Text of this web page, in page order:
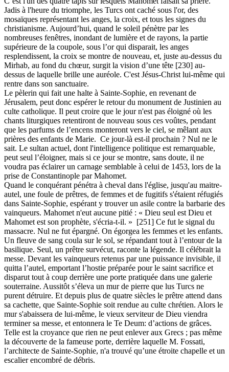
Jadis à l'heure du triomphe, les Turcs ont caché sous l'or, des
mosaïques représentant les anges, la croix, et tous les signes du
christianisme. Aujourd’hui, quand le soleil pénètre par les
nombreuses fenêtres, inondant de lumière et de rayons, la partie
supérieure de la coupole, sous l’or qui disparait, les anges
resplendissent, la croix se montre de nouveau, et, juste au-dessus du
Mirhab, au fond du chœur, surgit la vision d’une tête [230] au-
dessus de laquelle brille une auréole. C'est Jésus-Christ lui-même qui
rentre dans son sanctuaire.
Le pèlerin qui fait une halte à Sainte-Sophie, en revenant de
Jérusalem, peut donc espérer le retour du monument de Justinien au
culte catholique. Il peut croire que le jour n'est pas éloigné où les
chants liturgiques retentiront de nouveau sous ces voûtes, pendant
que les parfums de l’encens monteront vers le ciel, se mêlant aux
prières des enfants de Marie. Ce jour-là est-il prochain ? Nul ne le
sait. Le sultan actuel, dont l'intelligence politique est remarquable,
peut seul l’éloigner, mais si ce jour se montre, sans doute, il ne
voudra pas éclairer un carnage semblable à celui de 1453, lors de la
prise de Constantinople par Mahomet.
Quand le conquérant pénétra à cheval dans l'église, jusqu'au maitre-
autel, une foule de prêtres, de femmes et de fugitifs s'étaient réfugiés
dans Sainte-Sophie, espérant y trouver un asile contre la barbarie des
vainqueurs. Mahomet n'eut aucune pitié : « Dieu seul est Dieu et
Mahomet est son prophète, s'écria-t-il. » [251] Ce fut le signal du
massacre. Nul ne fut épargné. On égorgea les femmes et les enfants.
Un fleuve de sang coula sur le sol, se répandant tout à l’entour de la
basilique. Seul, un prêtre survécut, raconte la légende. Il célébrait la
messe. Devant les vainqueurs retenus par une puissance invisible, il
quitta l’autel, emportant l’hostie préparée pour le saint sacrifice et
disparut tout à coup derrière une porte pratiquée dans une galerie
souterraine. Aussitôt s’éleva un mur de pierre que lus Turcs ne
purent détruire. Et depuis plus de quatre siècles le prêtre attend dans
sa cachette, que Sainte-Sophie soit rendue au culte chrétien. Alors le
mur s'abaissera de lui-même, le vieux serviteur de Dieu viendra
terminer sa messe, et entonnera le Te Deum: d’actions de grâces.
Telle est la croyance que rien ne peut enlever aux Grecs ; pas même
la découverte de la fameuse porte, derrière laquelle M. Fossati,
l’architecte de Sainte-Sophie, n'a trouvé qu’une étroite chapelle et un
escalier encombré de débris.